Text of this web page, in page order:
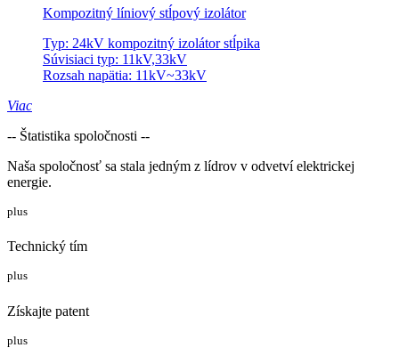
Kompozitný líniový stĺpový izolátor
Typ: 24kV kompozitný izolátor stĺpika
Súvisiaci typ: 11kV,33kV
Rozsah napätia: 11kV~33kV
Viac
-- Štatistika spoločnosti --
Naša spoločnosť sa stala jedným z lídrov v odvetví elektrickej
energie.
plus
Technický tím
plus
Získajte patent
plus